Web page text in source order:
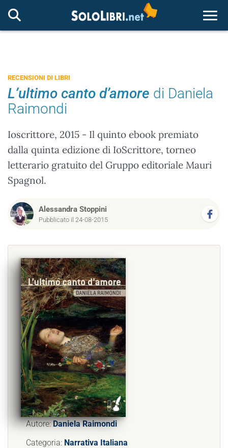
RECENSIONI DI LIBRI
L’ultimo canto d’amore di Daniela
Raimondi
Ioscrittore, 2015 - Il quinto ebook premiato
dalla quinta edizione di IoScrittore, torneo
letterario gratuito del Gruppo editoriale Mauri
Spagnol.
Alessandra Stoppini
Pubblicato il 24-08-2015
Autore:Daniela Raimondi
Categoria: Narrativa Italiana